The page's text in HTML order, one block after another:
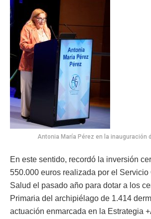
Antonia María Pérez en la inauguración
En este sentido, recordó la inversión
550.000 euros realizada por el Servicio
Salud el pasado año para dotar a los
Primaria del archipiélago de 1.414
actuación enmarcada en la Estrategia